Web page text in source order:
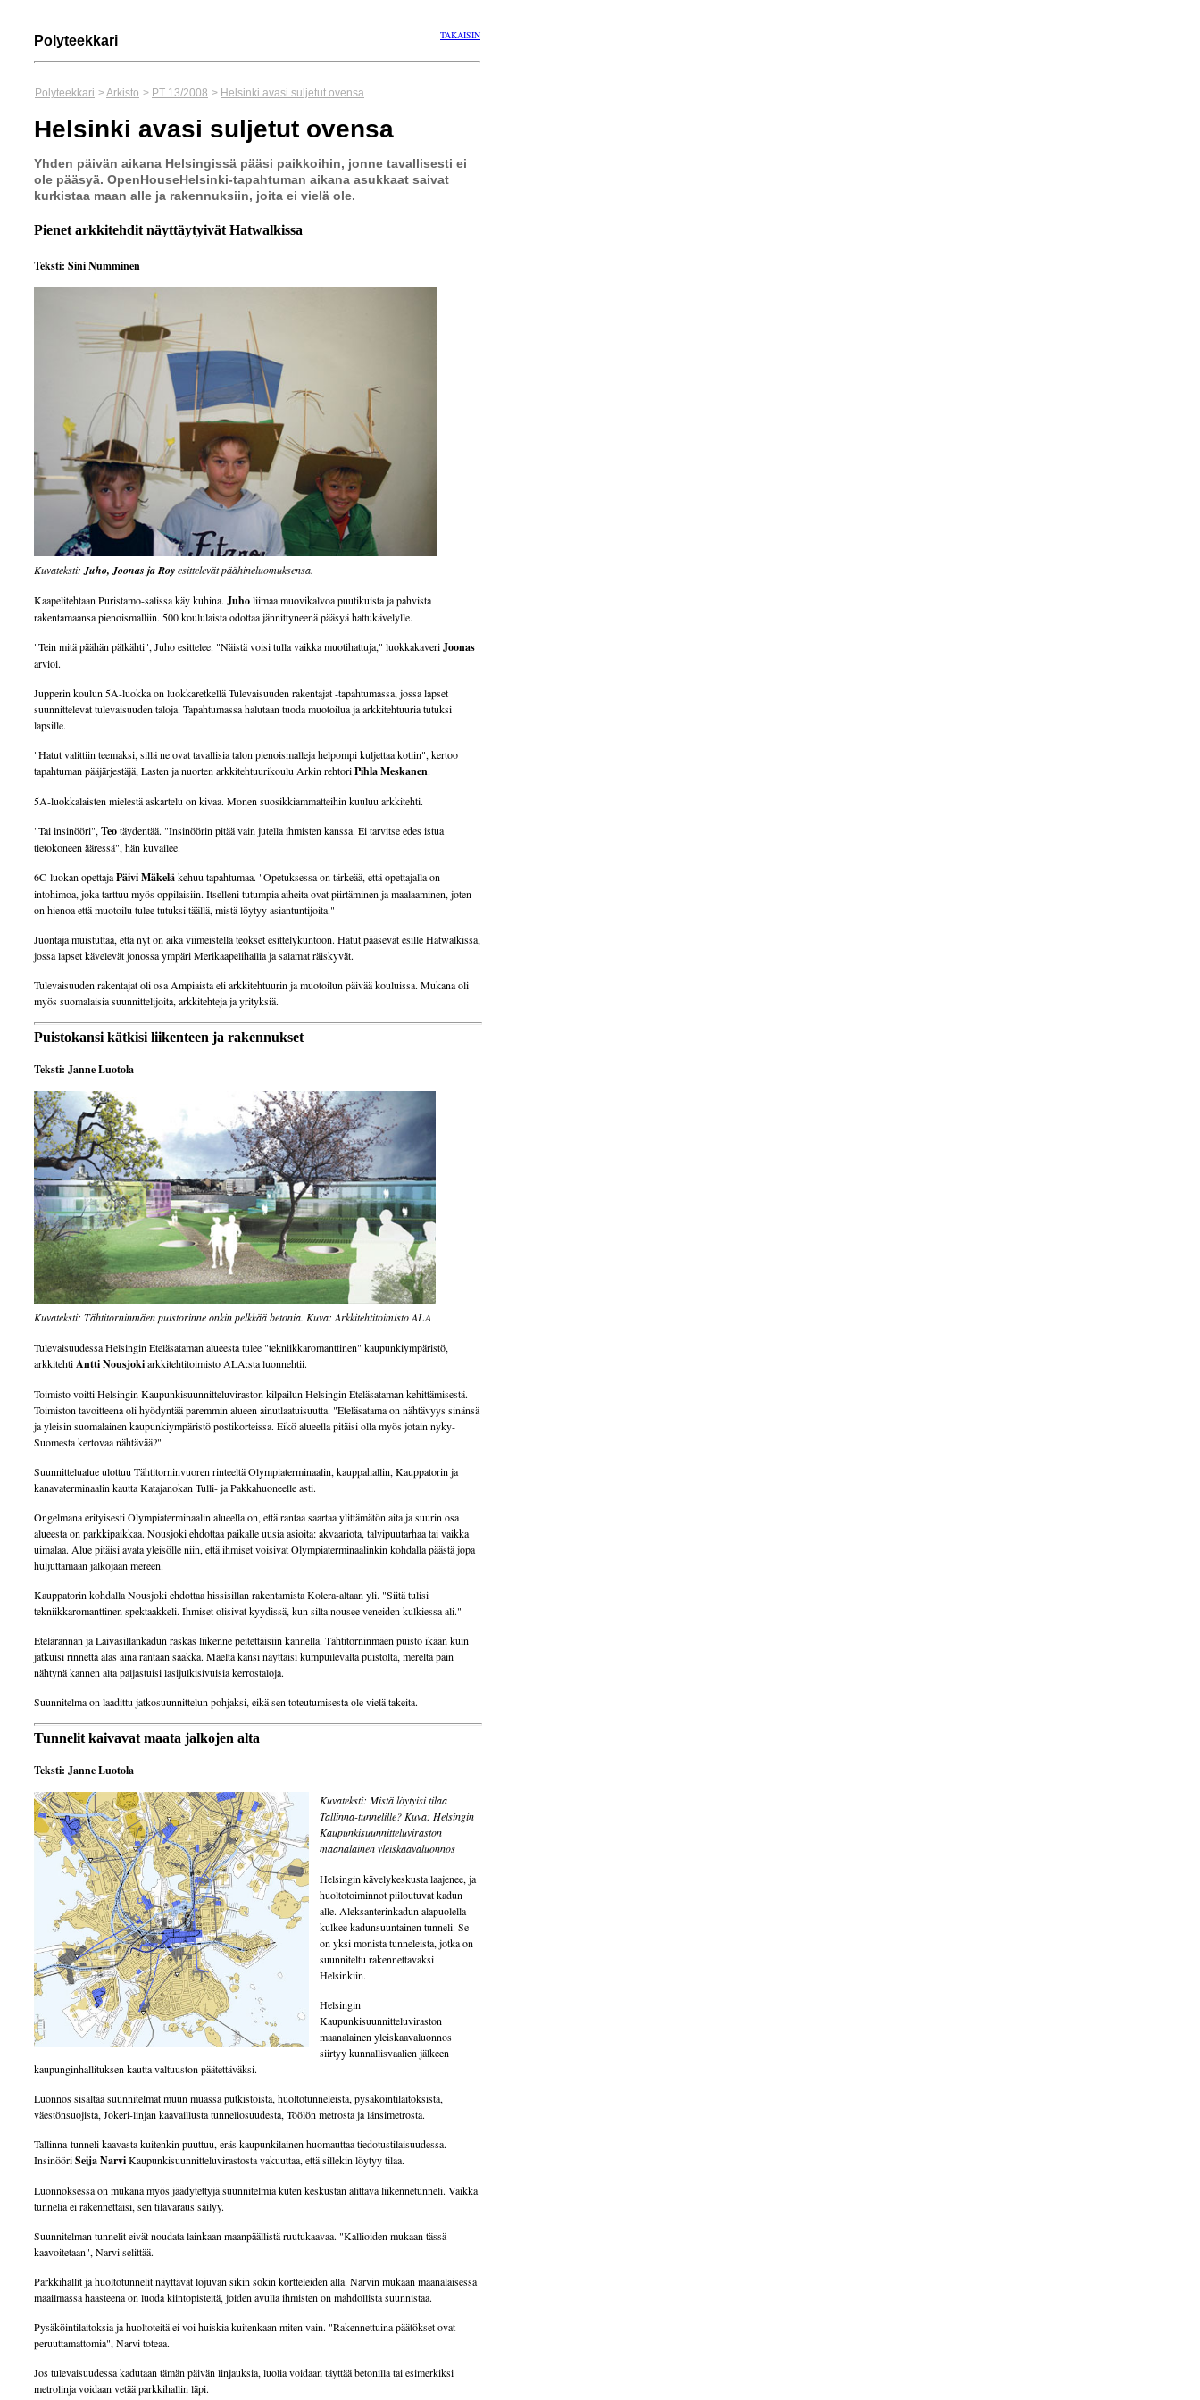
Polyteekkari TAKAISIN
Polyteekkari >Arkisto > PT 13/2008 > Helsinki avasi suljetut ovensa
Helsinki avasi suljetut ovensa
Yhden päivän aikana Helsingissä pääsi paikkoihin, jonne tavallisesti ei
ole pääsyä. OpenHouseHelsinki-tapahtuman aikana asukkaat saivat
kurkistaa maan alle ja rakennuksiin, joita ei vielä ole.
Pienet arkkitehdit näyttäytyivät Hatwalkissa
Teksti: Sini Numminen
Kuvateksti: Juho, Joonas ja Royesittelevät päähineluomuksensa.
Kaapelitehtaan Puristamo-salissa käy kuhina. Juholiimaa muovikalvoa puutikuista ja pahvista
rakentamaansa pienoismalliin. 500 koululaista odottaa jännittyneenä pääsyä hattukävelylle.
"Tein mitä päähän pälkähti", Juho esittelee. "Näistä voisi tulla vaikka muotihattuja," luokkakaveriJoonas
arvioi.
Jupperin koulun 5A-luokka on luokkaretkellä Tulevaisuuden rakentajat -tapahtumassa, jossa lapset
suunnittelevat tulevaisuuden taloja. Tapahtumassa halutaan tuoda muotoilua ja arkkitehtuuria tutuksi
lapsille.
"Hatut valittiin teemaksi, sillä ne ovat tavallisia talon pienoismalleja helpompi kuljettaa kotiin", kertoo
tapahtuman pääjärjestäjä, Lasten ja nuorten arkkitehtuurikoulu Arkin rehtoriPihla Meskanen.
5A-luokkalaisten mielestä askartelu on kivaa. Monen suosikkiammatteihin kuuluu arkkitehti.
"Tai insinööri", Teotäydentää. "Insinöörin pitää vain jutella ihmisten kanssa. Ei tarvitse edes istua
tietokoneen ääressä", hän kuvailee.
6C-luokan opettajaPäivi Mäkeläkehuu tapahtumaa. "Opetuksessa on tärkeää, että opettajalla on
intohimoa, joka tarttuu myös oppilaisiin. Itselleni tutumpia aiheita ovat piirtäminen ja maalaaminen, joten
on hienoa että muotoilu tulee tutuksi täällä, mistä löytyy asiantuntijoita."
Juontaja muistuttaa, että nyt on aika viimeistellä teokset esittelykuntoon. Hatut pääsevät esille Hatwalkissa,
jossa lapset kävelevät jonossa ympäri Merikaapelihallia ja salamat räiskyvät.
Tulevaisuuden rakentajat oli osa Ampiaista eli arkkitehtuurin ja muotoilun päivää kouluissa. Mukana oli
myös suomalaisia suunnittelijoita, arkkitehteja ja yrityksiä.
Puistokansi kätkisi liikenteen ja rakennukset
Teksti: Janne Luotola
Kuvateksti: Tähtitorninmäen puistorinne onkin pelkkää betonia. Kuva: Arkkitehtitoimisto ALA
Tulevaisuudessa Helsingin Eteläsataman alueesta tulee "tekniikkaromanttinen" kaupunkiympäristö,
arkkitehtiAntti Nousjokiarkkitehtitoimisto ALA:sta luonnehtii.
Toimisto voitti Helsingin Kaupunkisuunnitteluviraston kilpailun Helsingin Eteläsataman kehittämisestä.
Toimiston tavoitteena oli hyödyntää paremmin alueen ainutlaatuisuutta. "Eteläsatama on nähtävyys sinänsä
ja yleisin suomalainen kaupunkiympäristö postikorteissa. Eikö alueella pitäisi olla myös jotain nyky-
Suomesta kertovaa nähtävää?"
Suunnittelualue ulottuu Tähtitorninvuoren rinteeltä Olympiaterminaalin, kauppahallin, Kauppatorin ja
kanavaterminaalin kautta Katajanokan Tulli- ja Pakkahuoneelle asti.
Ongelmana erityisesti Olympiaterminaalin alueella on, että rantaa saartaa ylittämätön aita ja suurin osa
alueesta on parkkipaikkaa. Nousjoki ehdottaa paikalle uusia asioita: akvaariota, talvipuutarhaa tai vaikka
uimalaa. Alue pitäisi avata yleisölle niin, että ihmiset voisivat Olympiaterminaalinkin kohdalla päästä jopa
huljuttamaan jalkojaan mereen.
Kauppatorin kohdalla Nousjoki ehdottaa hissisillan rakentamista Kolera-altaan yli. "Siitä tulisi
tekniikkaromanttinen spektaakkeli. Ihmiset olisivat kyydissä, kun silta nousee veneiden kulkiessa ali."
Etelärannan ja Laivasillankadun raskas liikenne peitettäisiin kannella. Tähtitorninmäen puisto ikään kuin
jatkuisi rinnettä alas aina rantaan saakka. Mäeltä kansi näyttäisi kumpuilevalta puistolta, mereltä päin
nähtynä kannen alta paljastuisi lasijulkisivuisia kerrostaloja.
Suunnitelma on laadittu jatkosuunnittelun pohjaksi, eikä sen toteutumisesta ole vielä takeita.
Tunnelit kaivavat maata jalkojen alta
Teksti: Janne Luotola
Kuvateksti: Mistä löytyisi tilaa
Tallinna-tunnelille? Kuva: Helsingin
Kaupunkisuunnitteluviraston
maanalainen yleiskaavaluonnos
Helsingin kävelykeskusta laajenee, ja
huoltotoiminnot piiloutuvat kadun
alle. Aleksanterinkadun alapuolella
kulkee kadunsuuntainen tunneli. Se
on yksi monista tunneleista, jotka on
suunniteltu rakennettavaksi
Helsinkiin.
Helsingin
Kaupunkisuunnitteluviraston
maanalainen yleiskaavaluonnos
siirtyy kunnallisvaalien jälkeen
kaupunginhallituksen kautta valtuuston päätettäväksi.
Luonnos sisältää suunnitelmat muun muassa putkistoista, huoltotunneleista, pysäköintilaitoksista,
väestönsuojista, Jokeri-linjan kaavaillusta tunneliosuudesta, Töölön metrosta ja länsimetrosta.
Tallinna-tunneli kaavasta kuitenkin puuttuu, eräs kaupunkilainen huomauttaa tiedotustilaisuudessa.
InsinööriSeija NarviKaupunkisuunnitteluvirastosta vakuuttaa, että sillekin löytyy tilaa.
Luonnoksessa on mukana myös jäädytettyjä suunnitelmia kuten keskustan alittava liikennetunneli. Vaikka
tunnelia ei rakennettaisi, sen tilavaraus säilyy.
Suunnitelman tunnelit eivät noudata lainkaan maanpäällistä ruutukaavaa. "Kallioiden mukaan tässä
kaavoitetaan", Narvi selittää.
Parkkihallit ja huoltotunnelit näyttävät lojuvan sikin sokin kortteleiden alla. Narvin mukaan maanalaisessa
maailmassa haasteena on luoda kiintopisteitä, joiden avulla ihmisten on mahdollista suunnistaa.
Pysäköintilaitoksia ja huoltoteitä ei voi huiskia kuitenkaan miten vain. "Rakennettuina päätökset ovat
peruuttamattomia", Narvi toteaa.
Jos tulevaisuudessa kadutaan tämän päivän linjauksia, luolia voidaan täyttää betonilla tai esimerkiksi
metrolinja voidaan vetää parkkihallin läpi.